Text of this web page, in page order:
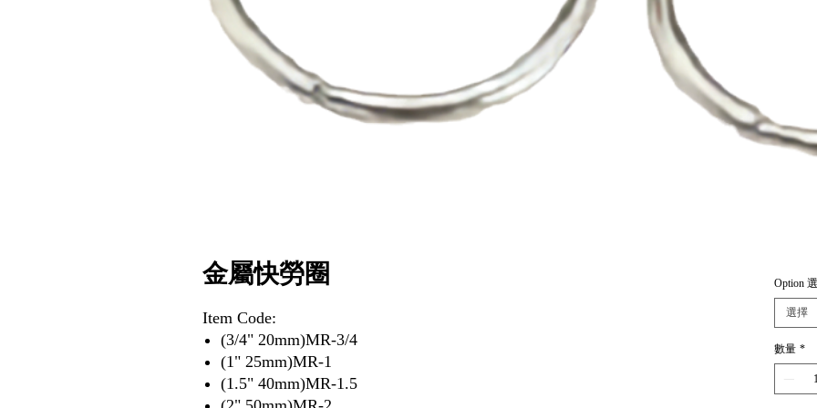
金屬快勞圈
Item Code:
(3/4" 20mm)MR-3/4
(1" 25mm)MR-1
(1.5" 40mm)MR-1.5
Option
選擇
數量 *